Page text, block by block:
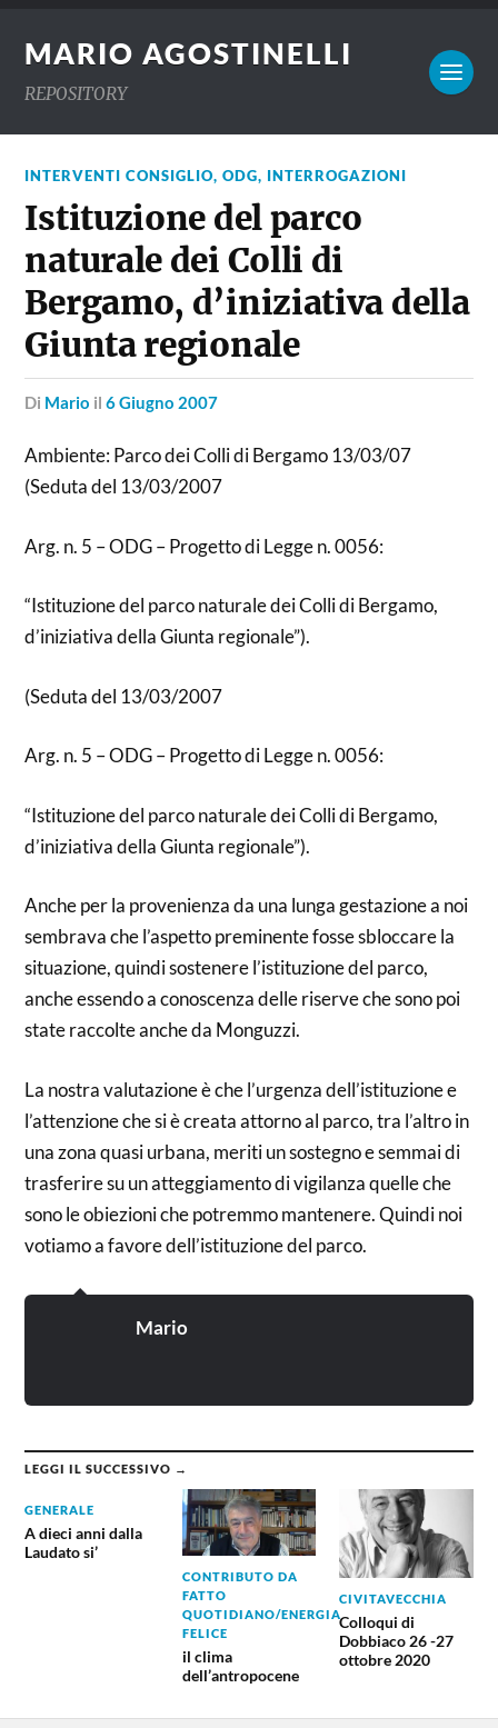
MARIO AGOSTINELLI
REPOSITORY
INTERVENTI CONSIGLIO,ODG, INTERROGAZIONI
Istituzione del parco
naturale dei Colli di
Bergamo, d’iniziativa della
Giunta regionale
di Mario il6 Giugno 2007
Ambiente: Parco dei Colli di Bergamo 13/03/07
(Seduta del 13/03/2007
Arg. n. 5 – ODG – Progetto di Legge n. 0056:
“Istituzione del parco naturale dei Colli di Bergamo,
d’iniziativa della Giunta regionale”).
(Seduta del 13/03/2007
Arg. n. 5 – ODG – Progetto di Legge n. 0056:
“Istituzione del parco naturale dei Colli di Bergamo,
d’iniziativa della Giunta regionale”).
Anche per la provenienza da una lunga gestazione a noi
sembrava che l’aspetto preminente fosse sbloccare la
situazione, quindi sostenere l’istituzione del parco,
anche essendo a conoscenza delle riserve che sono poi
state raccolte anche da Monguzzi.
La nostra valutazione è che l’urgenza dell’istituzione e
l’attenzione che si è creata attorno al parco, tra l’altro in
una zona quasi urbana, meriti un sostegno e semmai di
trasferire su un atteggiamento di vigilanza quelle che
sono le obiezioni che potremmo mantenere. Quindi noi
votiamo a favore dell’istituzione del parco.
Mario
LEGGI IL SUCCESSIVO →
GENERALE
A dieci anni dalla
Laudato si’
CONTRIBUTO DA
FATTO
QUOTIDIANO/ENERGIA
FELICE
il clima
dell’antropocene
CIVITAVECCHIA
Colloqui di
Dobbiaco 26 -27
ottobre 2020